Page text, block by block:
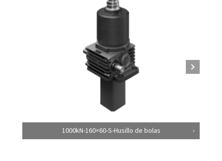
1000kN-160×60-S-Husillo de bolas